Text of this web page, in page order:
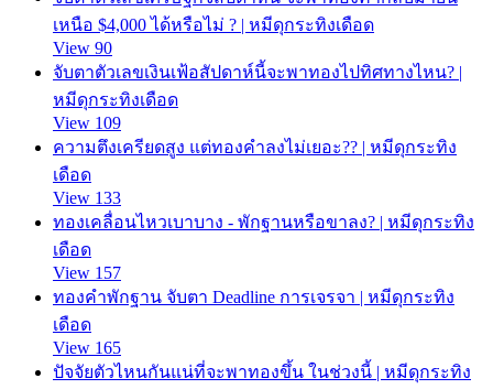
เหนือ $4,000 ได้หรือไม่ ? | หมีดุกระทิงเดือด
View 90
จับตาตัวเลขเงินเฟ้อสัปดาห์นี้จะพาทองไปทิศทางไหน? |
หมีดุกระทิงเดือด
View 109
ความตึงเครียดสูง แต่ทองคำลงไม่เยอะ?? | หมีดุกระทิง
เดือด
View 133
ทองเคลื่อนไหวเบาบาง - พักฐานหรือขาลง? | หมีดุกระทิง
เดือด
View 157
ทองคำพักฐาน จับตา Deadline การเจรจา | หมีดุกระทิง
เดือด
View 165
ปัจจัยตัวไหนกันแน่ที่จะพาทองขึ้น ในช่วงนี้ | หมีดุกระทิง